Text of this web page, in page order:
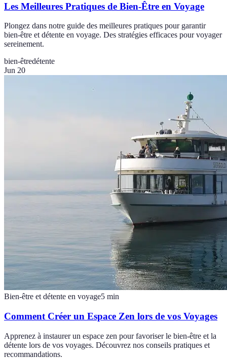
Les Meilleures Pratiques de Bien-Être en Voyage
Plongez dans notre guide des meilleures pratiques pour garantir
bien-être et détente en voyage. Des stratégies efficaces pour voyager
sereinement.
bien-êtredétente
Jun 20
Bien-être et détente en voyage5 min
Comment Créer un Espace Zen lors de vos Voyages
Apprenez à instaurer un espace zen pour favoriser le bien-être et la
détente lors de vos voyages. Découvrez nos conseils pratiques et
recommandations.